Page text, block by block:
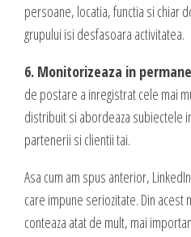
persoane, locatia, functia si chiar
grupului isi desfasoara activitatea.
6. Monitorizeaza in
de postare a inregistrat cele mai
distribuit si abordeaza subiectele
partenerii si clientii tai.
Asa cum am spus anterior,
care impune seriozitate. Din acest
conteaza atat de mult, mai